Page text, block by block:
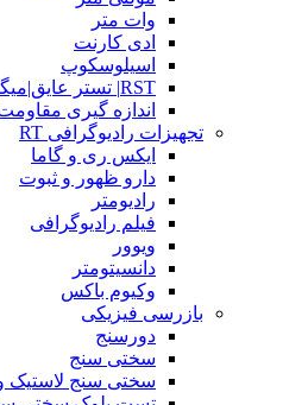
وات متر
ادی کارنت
اسیلوسکوپ
RST| تستر عایق|میگر | ارت سنج
اندازه گیری
تجهیزات رادیوگرافی RT
ایکس ری و گاما
دارو ظهور و ثبوت
رادیومتر
فیلم رادیوگرافی
ویوور
دانسیتومتر
وکیوم باکس
بازرسی فیزیکی
دورسنج
سختی سنج
سختی سنج لاستیک